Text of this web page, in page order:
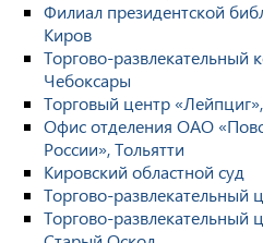
Филиал президентской
Киров
Торгово-развлекательный
Чебоксары
Торговый центр
Офис отделения ОАО
России», Тольятти
Кировский областной суд
Торгово-развлекательный
Торгово-развлекательный